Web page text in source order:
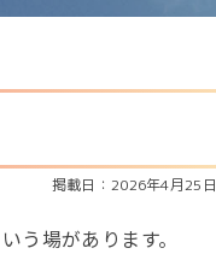
掲載日：2026年4月25日
う場があります。